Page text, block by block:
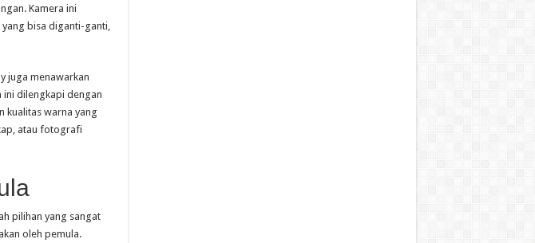
Kamera ini
bisa diganti-ganti,
juga menawarkan
ini dilengkapi dengan
kualitas warna yang
atau fotografi
pilihan yang sangat
oleh pemula.